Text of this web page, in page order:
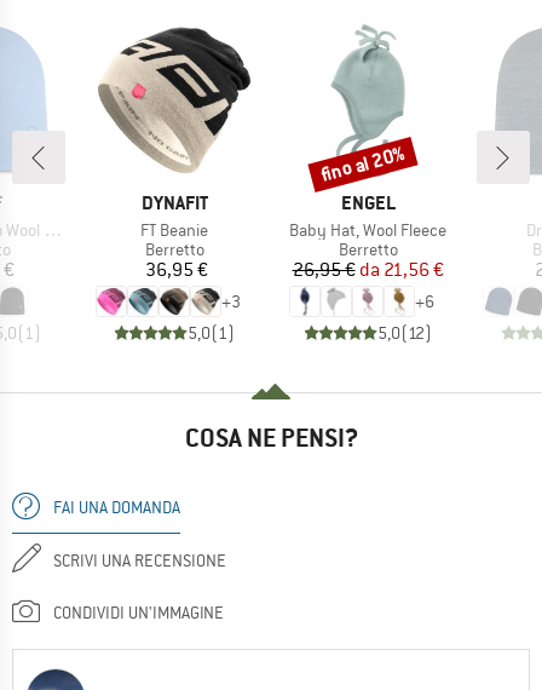
Hat
prodotti
(1)
MARCHIO
DYNAFIT
Articolo
FT Beanie
Gruppo di prodotti
Berretto
Prezzo
36,95 €
+3
5,0(1)
MARCHIO
ENGEL
Articolo
Baby Hat, Wool Fleece
Gruppo di prodotti
Berretto
Prezzo
26,95 € Prezzo ridotto
da 21,56 €
+6
5,0(12)
Sconto
fino al 20%
COSA NE PENSI?
FAI UNA DOMANDA
SCRIVI UNA RECENSIONE
CONDIVIDI UN'IMMAGINE